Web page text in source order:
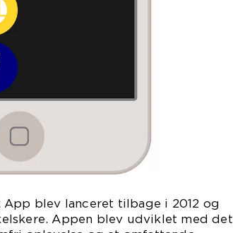
App blev lanceret tilbage i 2012 og
Appen blev udviklet med det